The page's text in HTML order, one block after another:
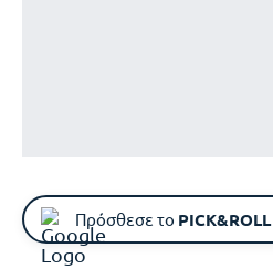
Πρόσθεσε το PICK&ROLL